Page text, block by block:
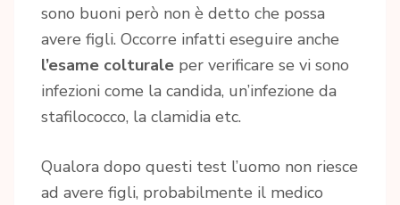
sono buoni però non è detto che possa
avere figli. Occorre infatti eseguire anche
l’esame colturale per verificare se vi sono
infezioni come la candida, un’infezione da
stafilococco, la clamidia etc.
Qualora dopo questi test l’uomo non riesce
ad avere figli, probabilmente il medico